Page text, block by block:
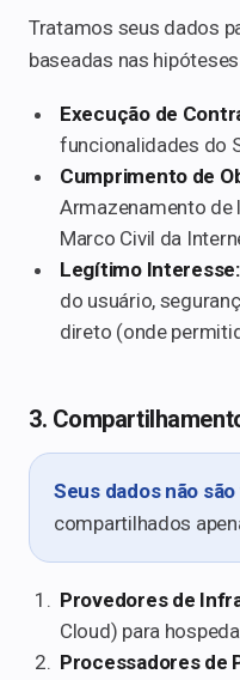
Tratamos seus dados
baseadas nas
Execução de
funcionalidades do
Cumprimento de
Armazenamento
Marco Civil da
Legítimo Interesse:
do usuário,
direto (onde
3.
Seus dados não
compartilhados
Provedores de
Cloud) para
Processadores de